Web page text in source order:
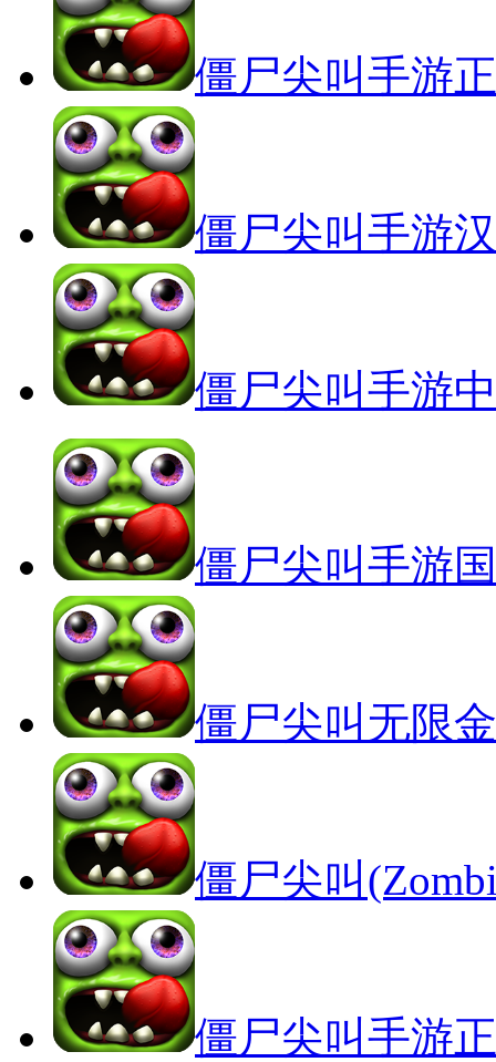
僵尸尖叫手游
僵尸尖叫手游
僵尸尖叫手游
僵尸尖叫手游
僵尸尖叫无限
僵尸尖叫
僵尸尖叫手游